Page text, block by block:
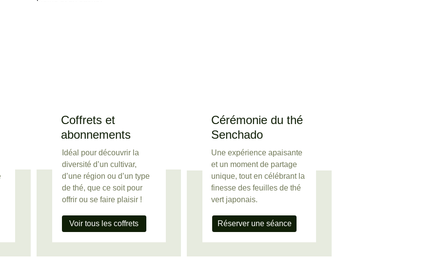
Coffrets et
abonnements
Idéal pour découvrir la
diversité d’un cultivar,
d’une région ou d’un type
de thé, que ce soit pour
offrir ou se faire plaisir !
Voir tous les coffrets
Cérémonie du thé
Senchado
Une expérience apaisante
et un moment de partage
unique, tout en célébrant la
finesse des feuilles de thé
vert japonais.
Réserver une séance